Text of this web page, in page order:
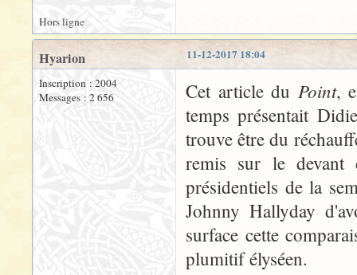
Hors ligne
11-12-2017 18:04
Hyarion
Inscription : 2004
Messages : 2 656
Cet article du Point,
temps présentait
trouve être du
remis sur le devant
présidentiels de la
Johnny Hallyday
surface cette
plumitif élyséen.